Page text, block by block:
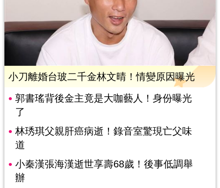
小刀離婚台玻二千金林文晴！情變原因曝光
郭書瑤背後金主竟是大咖藝人！身份曝光
了
林琇琪父親肝癌病逝！錄音室驚現亡父味
道
小秦漢張海漢逝世享壽68歲！後事低調舉
辦